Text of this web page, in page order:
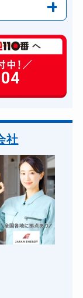
6,600円～(税込)
円～(税込)
円～(税込)
円～(税込)
8,800円～(税込)
円～(税込)
円～(税込)
8,800円～(税込)
円～(税込)
社